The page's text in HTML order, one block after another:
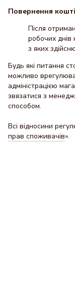
Повернення
Після
робочих днів
з яких
Будь які питання
можливо
адміністрацією
звязатися з
способом.
Всі відносини
прав споживачів».